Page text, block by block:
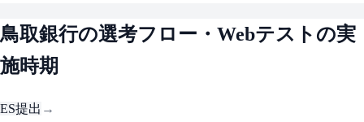
鳥取銀行の選考フロー・Webテストの実
施時期
ES提出 →